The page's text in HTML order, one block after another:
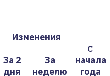
Изменения
За 2
дня
За
неделю
С
начала
года